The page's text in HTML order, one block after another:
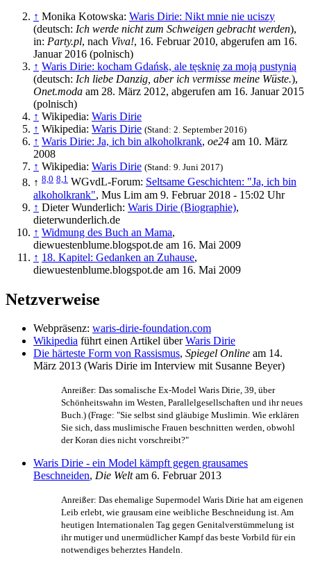
↑ Monika Kotowska: Waris Dirie: Nikt mnie nie uciszy
(deutsch: Ich werde nicht zum Schweigen gebracht werden),
in: Party.pl, nach Viva!, 16. Februar 2010, abgerufen am 16.
Januar 2016 (polnisch)
↑ Waris Dirie: kocham Gdańsk, ale tęsknię za moją pustynią
(deutsch: Ich liebe Danzig, aber ich vermisse meine Wüste.),
Onet.moda am 28. März 2012, abgerufen am 16. Januar 2015
(polnisch)
↑ Wikipedia: Waris Dirie
↑ Wikipedia: Waris Dirie (Stand: 2. September 2016)
↑ Waris Dirie: Ja, ich bin alkoholkrank, oe24 am 10. März
2008
↑ Wikipedia: Waris Dirie (Stand: 9. Juni 2017)
↑ 8,0 8,1 WGvdL-Forum: Seltsame Geschichten: "Ja, ich bin
alkoholkrank", Mus Lim am 9. Februar 2018 - 15:02 Uhr
↑ Dieter Wunderlich: Waris Dirie (Biographie),
dieterwunderlich.de
↑ Widmung des Buch an Mama,
diewuestenblume.blogspot.de am 16. Mai 2009
↑ 18. Kapitel: Gedanken an Zuhause,
diewuestenblume.blogspot.de am 16. Mai 2009
Netzverweise
Webpräsenz: waris-dirie-foundation.com
Wikipedia führt einen Artikel überWaris Dirie
Die härteste Form von Rassismus, Spiegel Online am 14.
März 2013 (Waris Dirie im Interview mit Susanne Beyer)
Anreißer: Das somalische Ex-Model Waris Dirie, 39, über
Schönheitswahn im Westen, Parallelgesellschaften und ihr neues
Buch.) (Frage: "Sie selbst sind gläubige Muslimin. Wie erklären
Sie sich, dass muslimische Frauen beschnitten werden, obwohl
der Koran dies nicht vorschreibt?"
Waris Dirie - ein Model kämpft gegen grausames
Beschneiden, Die Weltam 6. Februar 2013
Anreißer: Das ehemalige Supermodel Waris Dirie hat am eigenen
Leib erlebt, wie grausam eine weibliche Beschneidung ist. Am
heutigen Internationalen Tag gegen Genitalverstümmelung ist
ihr mutiger und unermüdlicher Kampf das beste Vorbild für ein
notwendiges beherztes Handeln.